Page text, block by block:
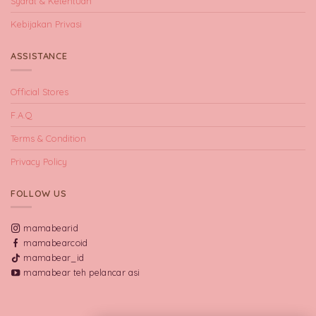
Kebijakan Privasi
ASSISTANCE
Official Stores
F.A.Q
Terms & Condition
Privacy Policy
FOLLOW US
mamabearid
mamabearcoid
mamabear_id
mamabear teh pelancar asi